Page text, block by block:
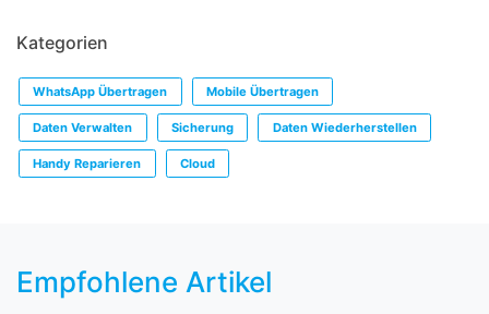
Kategorien
WhatsApp Übertragen Mobile Übertragen
Daten Verwalten Sicherung Daten Wiederherstellen
Handy Reparieren Cloud
Empfohlene Artikel